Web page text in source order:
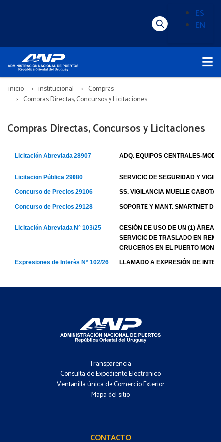
idioma
(Content)
ES
EN
Menú
Principal
inicio institucional
Compras
Compras Directas, Concursos y Licitaciones
Compras Directas, Concursos y Licitaciones
-
Menú
Transparencia
Consulta de Expediente Electrónico
Ventanilla única de Comercio Exterior
Mapa del sitio
-
Contacto
CONTACTO